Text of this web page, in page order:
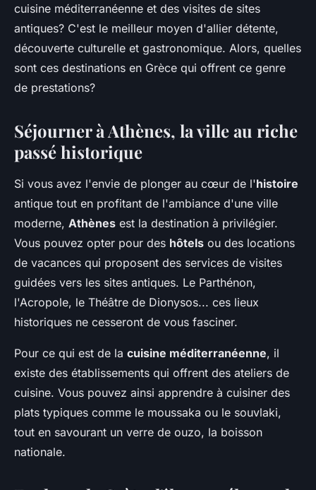
cuisine méditerranéenne et des visites de sites
antiques? C'est le meilleur moyen d'allier détente,
découverte culturelle et gastronomique. Alors, quelles
sont ces destinations en Grèce qui offrent ce genre
de prestations?
Séjourner à Athènes, la ville au riche
passé historique
Si vous avez l'envie de plonger au cœur de l'histoire
antique tout en profitant de l'ambiance d'une ville
moderne, Athènes est la destination à privilégier.
Vous pouvez opter pour des hôtels ou des locations
de vacances qui proposent des services de visites
guidées vers les sites antiques. Le Parthénon,
l'Acropole, le Théâtre de Dionysos... ces lieux
historiques ne cesseront de vous fasciner.
Pour ce qui est de la cuisine méditerranéenne, il
existe des établissements qui offrent des ateliers de
cuisine. Vous pouvez ainsi apprendre à cuisiner des
plats typiques comme le moussaka ou le souvlaki,
tout en savourant un verre de ouzo, la boisson
nationale.